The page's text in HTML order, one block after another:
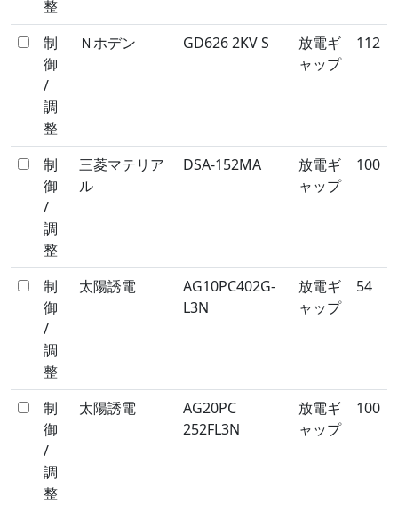
整
制
御
/
調
整
Ｎホデン GD626 2KV S
放電ギ
ャップ
112
制
御
/
調
整
三菱マテリア
ル
DSA-152MA
放電ギ
ャップ
100
制
御
/
調
整
太陽誘電
AG10PC402G-
L3N
放電ギ
ャップ
54
制
御
/
調
整
太陽誘電
AG20PC
252FL3N
放電ギ
ャップ
100